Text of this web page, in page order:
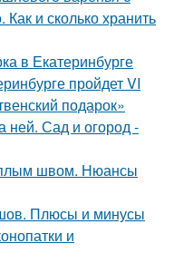
и сколько хранить
в Екатеринбурге
пройдет VI
подарок»
ней. Сад и огород -
швом. Нюансы
Плюсы и минусы
и